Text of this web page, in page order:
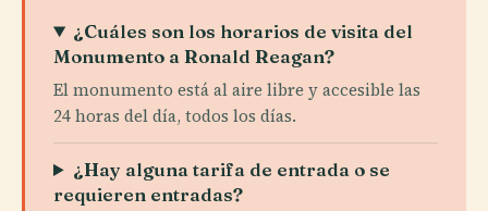
¿Cuáles son los horarios de visita del
Monumento a Ronald Reagan?
El monumento está al aire libre y accesible las
24 horas del día, todos los días.
¿Hay alguna tarifa de entrada o se
requieren entradas?